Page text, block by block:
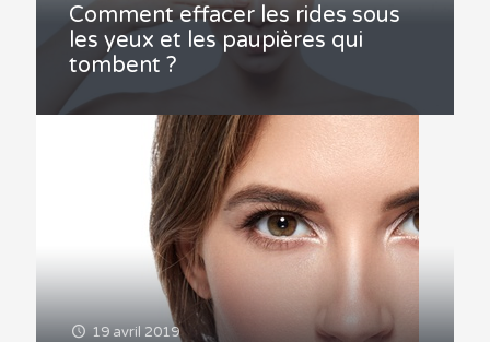
Comment effacer les rides sous
les yeux et les paupières qui
tombent ?
19 avril 2019